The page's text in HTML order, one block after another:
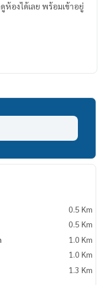
จอร์ครบ เครื่องใช้ไฟฟ้าครบ นัดดูห้องได้เลย พร้อมเข้าอยู่
0.5 Km
0.5 Km
1.0 Km
1.0 Km
1.3 Km